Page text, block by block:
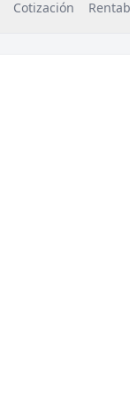
Cotización